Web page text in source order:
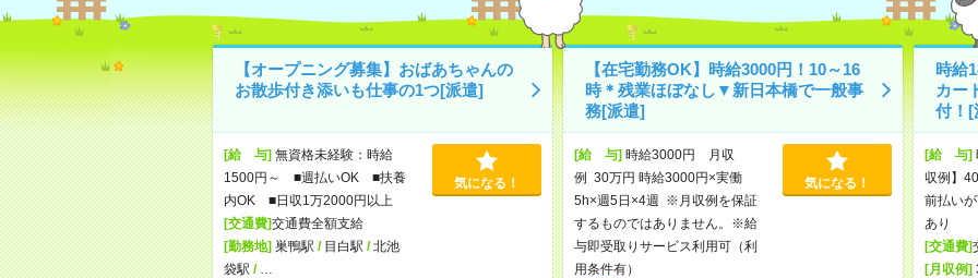
【オープニング募集】おばあちゃんの
お散歩付き添いも仕事の1つ[派遣]
[給 与]無資格未経験：時給
1500円～ ■週払いOK ■扶養
内OK ■日収1万2000円以上
[交通費]交通費全額支給
[勤務地]巣鴨駅 / 目白駅 /北池
袋駅 /
気になる！
【在宅勤務OK】時給3000円！10～16
時＊残業ほぼなし▼新日本橋で一般事
務[派遣]
[給 与]時給3000円 月収
例 30万円 時給3000円×実働
5h×週5日×4週 ※月収例を保証
するものではありません。※給
与即受取りサービス利用可（利
用条件有）
気になる！
時給
カー
付！[
[給 与]
収例】
前払い
あり
[交通費]
[月収例]